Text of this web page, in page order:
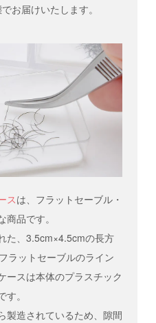
お届けいたします。
スは、フラットセーブル・
品です。
た、3.5cm×4.5cmの長方
ラットセーブルのライン
ースは本体のプラスチック
。
製造されているため、隙間